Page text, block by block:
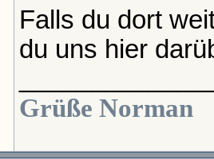
Falls du dort
du uns hier
Grüße Norman